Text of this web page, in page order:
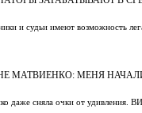
и судьи имеют возможность
МАТВИЕНКО: МЕНЯ
даже сняла очки от удивления.